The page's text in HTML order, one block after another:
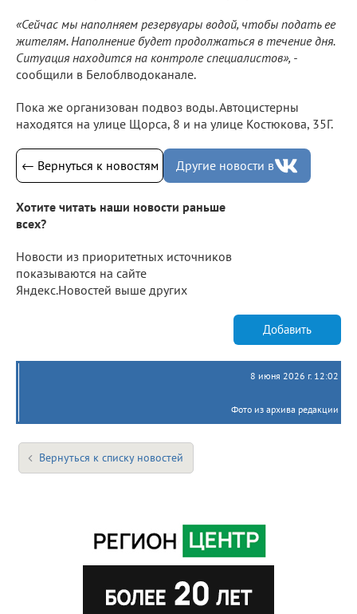
«Сейчас мы наполняем резервуары водой, чтобы подать ее
жителям. Наполнение будет продолжаться в течение дня.
Ситуация находится на контроле специалистов», -
сообщили в Белоблводоканале.
Пока же организован подвоз воды. Автоцистерны
находятся на улице Щорса, 8 и на улице Костюкова, 35Г.
← Вернуться к новостям Другие новости в
Хотите читать наши новости раньше
всех?
Новости из приоритетных источников
показываются на сайте
Яндекс.Новостей выше других
Добавить
8 июня 2026 г. 12:02
Фото из архива редакции
Вернуться к списку новостей